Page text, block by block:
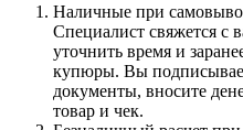
Наличные при
Специалист свяжется с
уточнить время и
купюры. Вы
документы, вносите
товар и чек.